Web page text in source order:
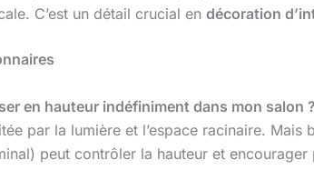
C’est un détail crucial en décoration
en hauteur indéfiniment dans mon salon ?
par la lumière et l’espace racinaire.
peut contrôler la hauteur et